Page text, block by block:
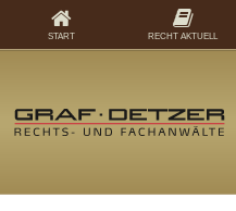
START RECHT AKTUELL